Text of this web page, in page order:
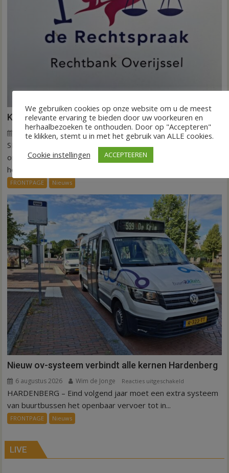
Kantonrechter: 75.000 euro voor ex-werknemers
7 augustus 2026 Wim de Jonge Reacties uitgeschakeldvoor
voor
werknemers
SLAGHAREN – De rechtbank Overijssel heeft een
onderneming uit Slagharen (ROOT Painting) veroordeeld tot
het betalen...
FRONTPAGE Nieuws
Nieuw ov-systeem verbindt alle kernen Hardenberg
6 augustus 2026 Wim de Jonge Reacties uitgeschakeld
Nieuw
Hardenberg
HARDENBERG – Eind volgend jaar moet een extra systeem
van buurtbussen het openbaar vervoer tot in...
FRONTPAGE Nieuws
LIVE
We gebruiken cookies op onze website om u de meest
relevante ervaring te bieden door uw voorkeuren en
herhaalbezoeken te onthouden. Door op "Accepteren"
te klikken, stemt u in met het gebruik van ALLE cookies.
Cookie instellingen
ACCEPTEEREN